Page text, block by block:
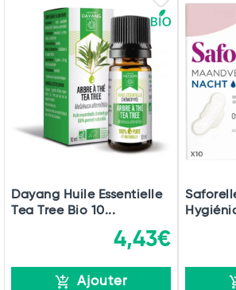
Total
Commander
Dayang Huile Essentielle
Tea Tree Bio 10...
4,43€
Ajouter